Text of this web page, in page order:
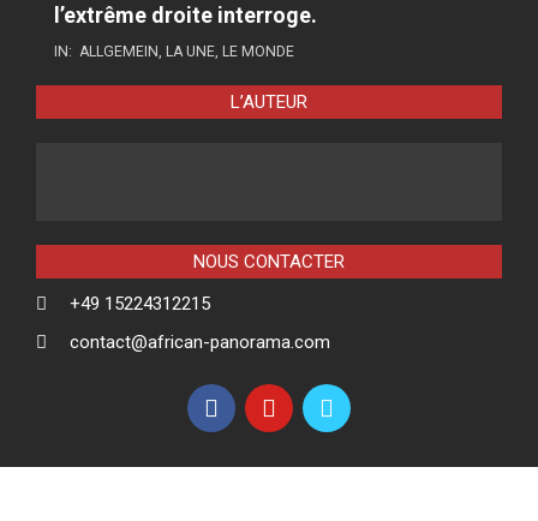
l’extrême droite interroge.
IN: ALLGEMEIN LA UNE LE MONDE
L’AUTEUR
NOUS CONTACTER
+49 15224312215
contact@african-panorama.com